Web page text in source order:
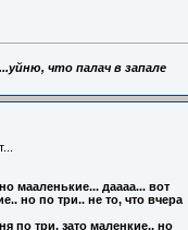
что палач в запале
мааленькие... даааа... вот
но по три.. не то, что вчера
по три, зато маленкие.. но